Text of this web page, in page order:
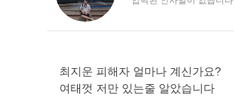
최지운 피해자 얼마나 계신가요?
여태껏 저만 있는줄 알았습니다